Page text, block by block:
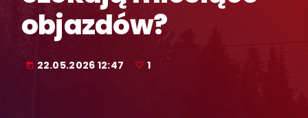
objazdów?
today 22.05.2026 12:47 1